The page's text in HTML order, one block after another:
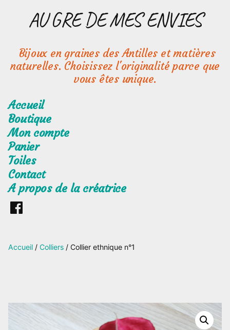
AU GRE DE MES ENVIES
Bijoux en graines des Antilles et matières
naturelles. Choisissez l'originalité parce que
vous êtes unique.
Accueil
Boutique
Mon compte
Panier
Toiles
Contact
A propos de la créatrice
Retrouvez
Facebook
Accueil / Colliers / Collier ethnique n°1